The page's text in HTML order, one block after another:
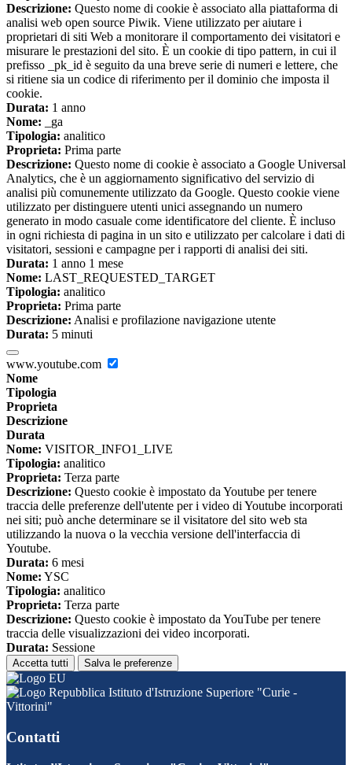
Descrizione: Questo nome di cookie è associato alla piattaforma di
analisi web open source Piwik. Viene utilizzato per aiutare i
proprietari di siti Web a monitorare il comportamento dei visitatori e
misurare le prestazioni del sito. È un cookie di tipo pattern, in cui il
prefisso _pk_id è seguito da una breve serie di numeri e lettere, che
si ritiene sia un codice di riferimento per il dominio che imposta il
cookie.
Durata: 1 anno
Nome: _ga
Tipologia: analitico
Proprieta: Prima parte
Descrizione: Questo nome di cookie è associato a Google Universal
Analytics, che è un aggiornamento significativo del servizio di
analisi più comunemente utilizzato da Google. Questo cookie viene
utilizzato per distinguere utenti unici assegnando un numero
generato in modo casuale come identificatore del cliente. È incluso
in ogni richiesta di pagina in un sito e utilizzato per calcolare i dati di
visitatori, sessioni e campagne per i rapporti di analisi dei siti.
Durata: 1 anno 1 mese
Nome: LAST_REQUESTED_TARGET
Tipologia: analitico
Proprieta: Prima parte
Descrizione: Analisi e profilazione navigazione utente
Durata: 5 minuti
www.youtube.com
Nome
Tipologia
Proprieta
Descrizione
Durata
Nome: VISITOR_INFO1_LIVE
Tipologia: analitico
Proprieta: Terza parte
Descrizione: Questo cookie è impostato da Youtube per tenere
traccia delle preferenze dell'utente per i video di Youtube incorporati
nei siti; può anche determinare se il visitatore del sito web sta
utilizzando la nuova o la vecchia versione dell'interfaccia di
Youtube.
Durata: 6 mesi
Nome: YSC
Tipologia: analitico
Proprieta: Terza parte
Descrizione: Questo cookie è impostato da YouTube per tenere
traccia delle visualizzazioni dei video incorporati.
Durata: Sessione
Accetta tutti Salva le preferenze
Istituto d'Istruzione Superiore "Curie -
Vittorini"
Contatti